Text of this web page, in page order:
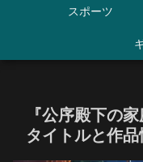
スポーツ
『公序殿下の
タイトルと作